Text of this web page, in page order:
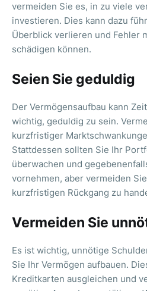
vermeiden Sie es, in zu viele
investieren. Dies kann dazu
Überblick verlieren und Fehler
schädigen können.
Seien Sie geduldig
Der Vermögensaufbau kann
wichtig, geduldig zu sein.
kurzfristiger
Stattdessen sollten Sie Ihr
überwachen und
vornehmen, aber vermeiden
kurzfristigen Rückgang zu
Vermeiden Sie
Es ist wichtig, unnötige
Sie Ihr Vermögen aufbauen.
Kreditkarten ausgleichen und